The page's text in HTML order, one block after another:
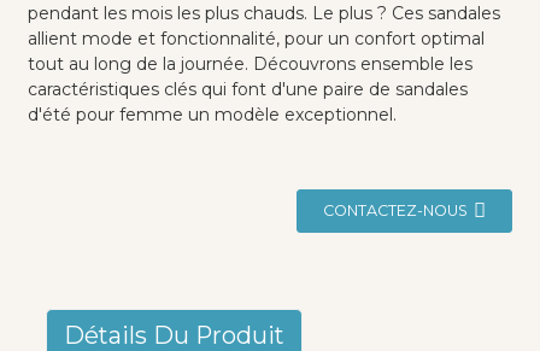
pendant les mois les plus chauds. Le plus ? Ces sandales
allient mode et fonctionnalité, pour un confort optimal
tout au long de la journée. Découvrons ensemble les
caractéristiques clés qui font d'une paire de sandales
d'été pour femme un modèle exceptionnel.
CONTACTEZ-NOUS
Détails Du Produit